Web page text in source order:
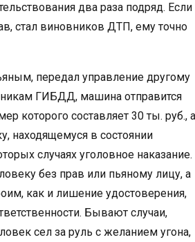
два раза подряд. Если
стал виновников ДТП, ему точно
передал управление другому
ГИБДД, машина отправится
которого составляет 30 ты. руб., а
находящемуся в состоянии
случаях уголовное наказание.
без прав или пьяному лицу, а
как и лишение удостоверения,
Бывают случаи,
сел за руль с желанием угона,